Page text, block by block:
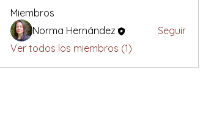
Miembros
Norma Hernández
Seguir
Ver todos los miembros (1)